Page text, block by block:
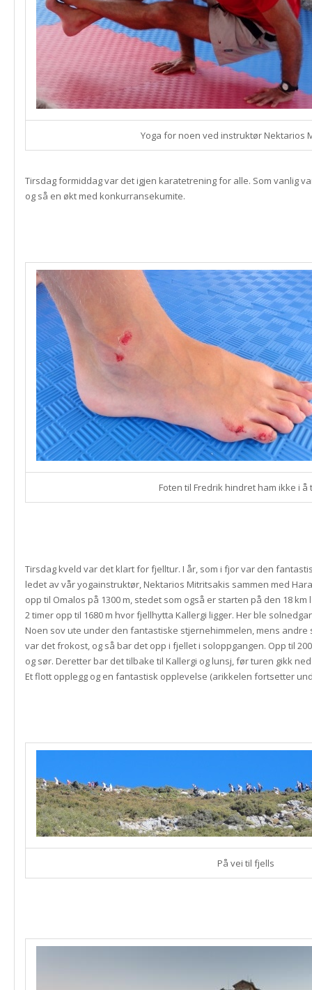
Yoga for noen ved instruktør Nektarios
Tirsdag formiddag var det igjen karatetrening for alle. Som vanlig
og så en økt med konkurransekumite.
Foten til Fredrik hindret ham ikke i å
Tirsdag kveld var det klart for fjelltur. I år, som i fjor var den
ledet av vår yogainstruktør, Nektarios Mitritsakis sammen med
opp til Omalos på 1300 m, stedet som også er starten på den 18
2 timer opp til 1680 m hvor fjellhytta Kallergi ligger. Her ble
Noen sov ute under den fantastiske stjernehimmelen, mens andre
var det frokost, og så bar det opp i fjellet i soloppgangen. Opp til
og sør. Deretter bar det tilbake til Kallergi og lunsj, før turen gikk
Et flott opplegg og en fantastisk opplevelse (arikkelen fortsetter
På vei til fjells